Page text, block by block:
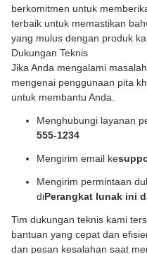
berkomitmen untuk
terbaik untuk memastikan
yang mulus dengan produk
Dukungan Teknis
Jika Anda mengalami
mengenai penggunaan pita
untuk membantu Anda.
Menghubungi layanan
555-1234
Mengirim email ke
Mengirim permintaan
diPerangkat lunak ini
Tim dukungan teknis kami
bantuan yang cepat dan
dan pesan kesalahan saat